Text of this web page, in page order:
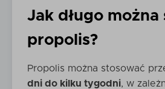
Jak długo można
propolis?
Propolis można stosować
dni do kilku tygodni, w